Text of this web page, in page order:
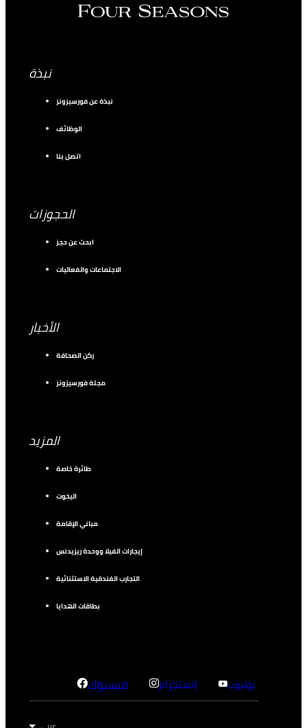
نبذة
نبذة عن فورسيزونز
الوظائف
اتصل بنا
الحجوزات
ابحث عن حجز
الاجتماعات والفعاليات
الأخبار
ركن الصحافة
مجلة فورسيزونز
المزيد
طائرة خاصة
اليخوت
مباني الإقامة
إيجارات الفيلا ووحدة ريزيدنس
التجارب الفندقية الاستثنائية
بطاقات الهدايا
فيسبوك إنستجرام يوتيوب